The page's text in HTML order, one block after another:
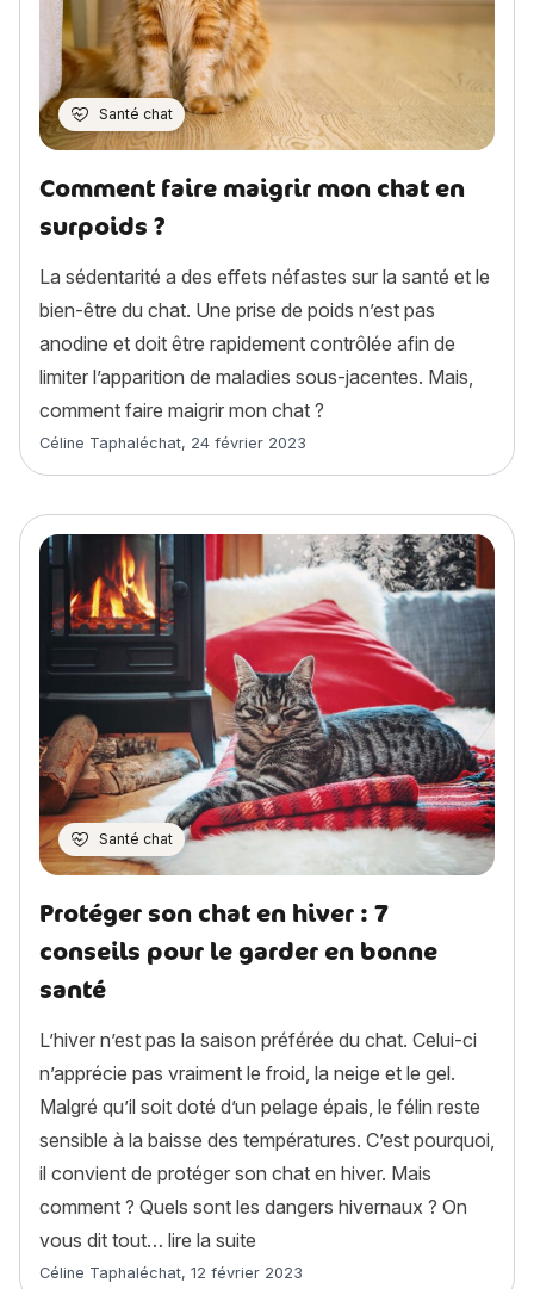
Santé chat
Comment faire maigrir mon chat en
surpoids ?
La sédentarité a des effets néfastes sur la santé et le
bien-être du chat. Une prise de poids n’est pas
anodine et doit être rapidement contrôlée afin de
limiter l’apparition de maladies sous-jacentes. Mais,
comment faire maigrir mon chat ?
Article rédigé par
Céline Taphaléchat, 24 février 2023
Santé chat
Protéger son chat en hiver : 7
conseils pour le garder en bonne
santé
L’hiver n’est pas la saison préférée du chat. Celui-ci
n’apprécie pas vraiment le froid, la neige et le gel.
Malgré qu’il soit doté d’un pelage épais, le félin reste
sensible à la baisse des températures. C’est pourquoi,
il convient de protéger son chat en hiver. Mais
comment ? Quels sont les dangers hivernaux ? On
vous dit tout… lire la suite
Article rédigé par
Céline Taphaléchat, 12 février 2023